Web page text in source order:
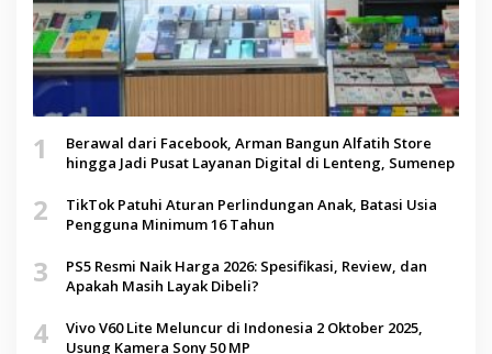
1
Berawal dari Facebook, Arman Bangun Alfatih Store
hingga Jadi Pusat Layanan Digital di Lenteng, Sumenep
2
TikTok Patuhi Aturan Perlindungan Anak, Batasi Usia
Pengguna Minimum 16 Tahun
3
PS5 Resmi Naik Harga 2026: Spesifikasi, Review, dan
Apakah Masih Layak Dibeli?
4
Vivo V60 Lite Meluncur di Indonesia 2 Oktober 2025,
Usung Kamera Sony 50 MP